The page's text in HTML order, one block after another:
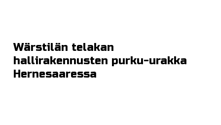
Wärstilän telakan
hallirakennusten purku-urakka
Hernesaaressa